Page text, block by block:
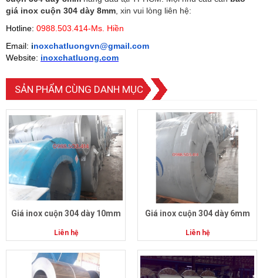
giá inox cuộn 304 dày 8mm , xin vui lòng liên hệ:
Hotline: 0988.503.414-Ms. Hiền
Email: inoxchatluongvn@gmail.com
Website: inoxchatluong.com
SẢN PHẨM CÙNG DANH MỤC
Giá inox cuộn 304 dày 10mm
Liên hệ
Giá inox cuộn 304 dày 6mm
Liên hệ